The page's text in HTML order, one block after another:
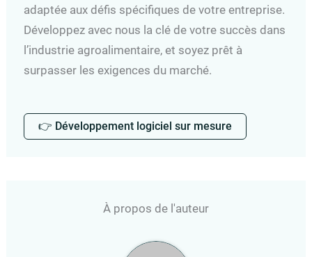
adaptée aux défis spécifiques de votre entreprise.
Développez avec nous la clé de votre succès dans
l’industrie agroalimentaire, et soyez prêt à
surpasser les exigences du marché.
👉 Développement logiciel sur mesure
À propos de l'auteur